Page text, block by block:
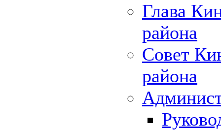
Глава
района
Совет
района